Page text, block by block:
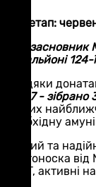
3-й етап:
батальйоні
Завдяки
20.07 -
наших
необхідну
легкий та
плитоноска
FAST, активні